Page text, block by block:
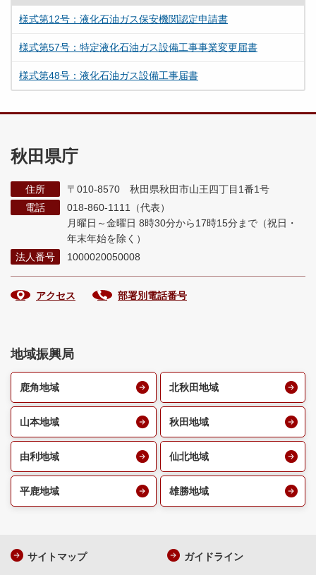
様式第12号：液化石油ガス保安機関認定申請書
様式第57号：特定液化石油ガス設備工事事業変更届書
様式第48号：液化石油ガス設備工事届書
秋田県庁
住所
〒010-8570 秋田県秋田市山王四丁目1番1号
電話
018-860-1111（代表）
月曜日～金曜日 8時30分から17時15分まで （祝日・
年末年始を除く）
法人番号
1000020050008
アクセス 部署別電話番号
地域振興局
鹿角地域 北秋田地域
山本地域 秋田地域
由利地域 仙北地域
平鹿地域 雄勝地域
サイトマップ ガイドライン